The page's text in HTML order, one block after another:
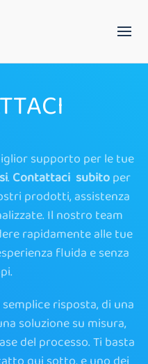
supporto per le tue
. Contattaci subitoper
prodotti, assistenza
Il nostro team
rapidamente alle tue
fluida e senza
risposta, di una
soluzione su misura,
del processo. Ti basta